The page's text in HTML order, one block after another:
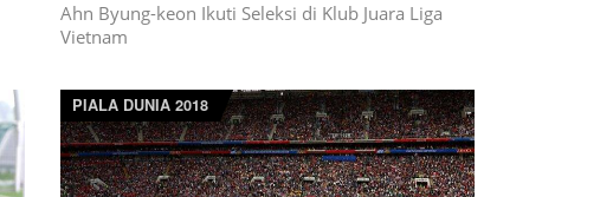
Ahn Byung-keon Ikuti Seleksi di Klub Juara Liga
Vietnam
PIALA DUNIA 2018